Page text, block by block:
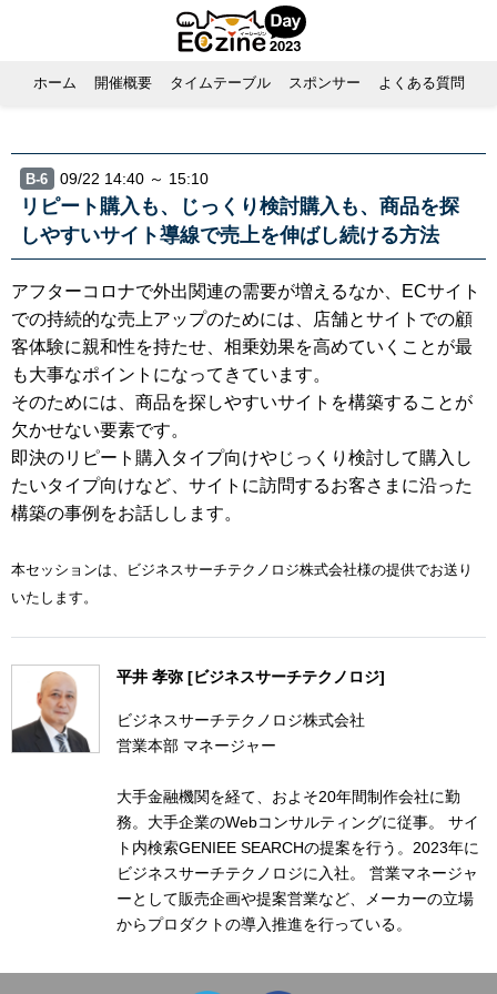
ホーム 開催概要 タイムテーブル スポンサー よくある質問
B-6 09/22 14:40 ～ 15:10
リピート購入も、じっくり検討購入も、商品を探
しやすいサイト導線で売上を伸ばし続ける方法
アフターコロナで外出関連の需要が増えるなか、ECサイト
での持続的な売上アップのためには、店舗とサイトでの顧
客体験に親和性を持たせ、相乗効果を高めていくことが最
も大事なポイントになってきています。
そのためには、商品を探しやすいサイトを構築することが
欠かせない要素です。
即決のリピート購入タイプ向けやじっくり検討して購入し
たいタイプ向けなど、サイトに訪問するお客さまに沿った
構築の事例をお話しします。
本セッションは、ビジネスサーチテクノロジ株式会社様の提供でお送り
いたします。
平井 孝弥 [ビジネスサーチテクノロジ]
ビジネスサーチテクノロジ株式会社
営業本部 マネージャー
大手金融機関を経て、およそ20年間制作会社に勤
務。大手企業のWebコンサルティングに従事。 サイ
ト内検索GENIEE SEARCHの提案を行う。2023年に
ビジネスサーチテクノロジに入社。 営業マネージャ
ーとして販売企画や提案営業など、メーカーの立場
からプロダクトの導入推進を行っている。